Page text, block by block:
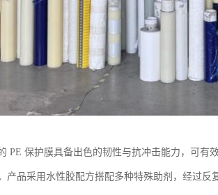
PE 保护膜具备出色的韧性与抗冲击能力，可有
产品采用水性胶配方搭配多种特殊助剂，经过